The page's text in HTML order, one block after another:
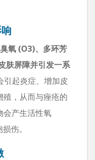
氧 (O3)、多环芳
肤屏障并引发一系
引起炎症、增加皮
殖，从而与痤疮的
会产生活性氧
伤。